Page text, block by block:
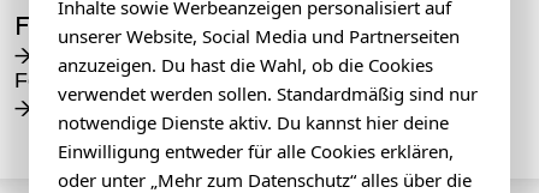
Inhalte sowie Werbeanzeigen personalisiert auf
unserer Website, Social Media und Partnerseiten
anzuzeigen. Du hast die Wahl, ob die Cookies
verwendet werden sollen. Standardmäßig sind nur
notwendige Dienste aktiv. Du kannst hier deine
Einwilligung entweder für alle Cookies erklären,
oder unter „Mehr zum Datenschutz“ alles über die
Foundation
→
Die Sommerblut
Foundation
→ Spenden